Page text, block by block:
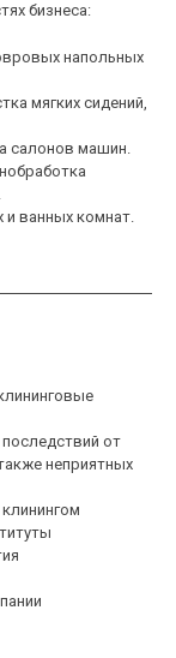
бизнеса:
напольных
мягких сидений,
салонов машин.
и ванных комнат.
от
неприятных